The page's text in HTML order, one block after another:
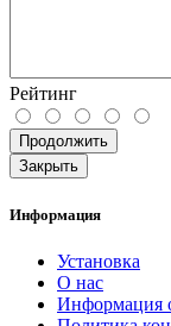
Рейтинг
Продолжить
Закрыть
Информация
Установка
О нас
Информация